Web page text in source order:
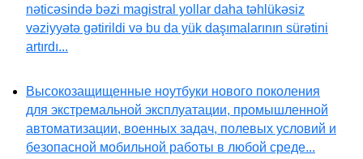
nəticəsində bəzi magistral yollar daha təhlükəsiz
vəziyyətə gətirildi və bu da yük daşımalarının sürətini
artırdı...
Высокозащищенные ноутбуки нового поколения
для экстремальной эксплуатации, промышленной
автоматизации, военных задач, полевых условий и
безопасной мобильной работы в любой среде...